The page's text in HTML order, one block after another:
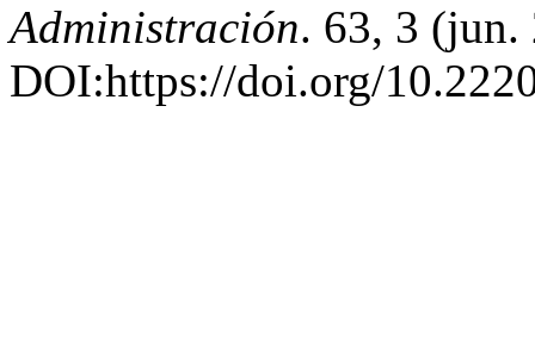
Administración. 63, 3 (jun.
DOI:https://doi.org/